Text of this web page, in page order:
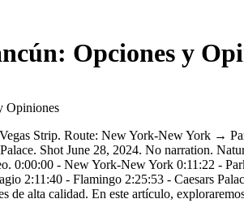
Opciones y
Opiniones
Vegas Strip. Route: New York-New
Shot June 28, 2024. No narration.
0:00:00 - New York-New York 0:11:22 -
2:11:40 - Flamingo 2:25:53 - Caesars
de alta calidad. En este artículo,